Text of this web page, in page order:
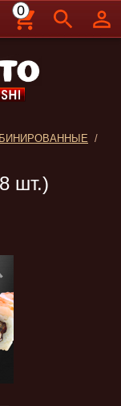
/
шт.)
0